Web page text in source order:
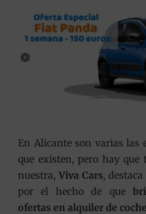
En Alicante son varias las
que existen, pero hay que
nuestra, Viva Cars,
por el hecho de que
ofertas en alquiler de